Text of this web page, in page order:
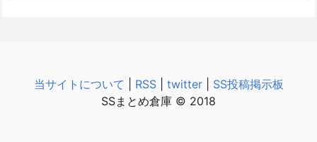
当サイトについて RSS| twitter| SS投稿掲示板
SSまとめ倉庫 © 2018